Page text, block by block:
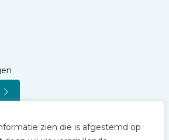
zien die is afgestemd op